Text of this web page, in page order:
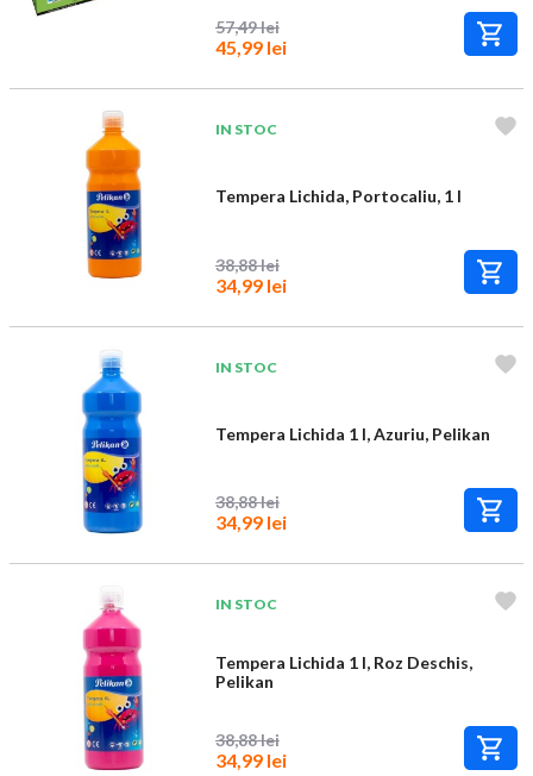
57,49 lei
45,99 lei
IN STOC
Tempera Lichida, Portocaliu, 1 l
38,88 lei
34,99 lei
IN STOC
Tempera Lichida 1 l, Azuriu, Pelikan
38,88 lei
34,99 lei
IN STOC
Tempera Lichida 1 l, Roz Deschis,
Pelikan
38,88 lei
34,99 lei